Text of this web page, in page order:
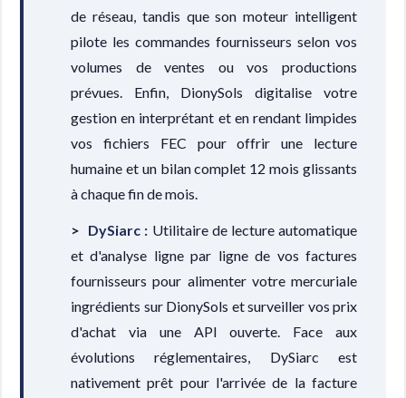
de réseau, tandis que son moteur intelligent
pilote les commandes fournisseurs selon vos
volumes de ventes ou vos productions
prévues. Enfin, DionySols digitalise votre
gestion en interprétant et en rendant limpides
vos fichiers FEC pour offrir une lecture
humaine et un bilan complet 12 mois glissants
à chaque fin de mois.
DySiarc : Utilitaire de lecture automatique
et d'analyse ligne par ligne de vos factures
fournisseurs pour alimenter votre mercuriale
ingrédients sur DionySols et surveiller vos prix
d'achat via une API ouverte. Face aux
évolutions réglementaires, DySiarc est
nativement prêt pour l'arrivée de la facture